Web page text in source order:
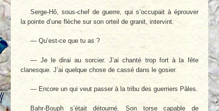
Serge-Hô, sous-chef de guerre, qui s’occupait à éprouver
la pointe d’une flèche sur son orteil de granit, intervint.
— Qu’est-ce que tu as ?
— Je le dirai au sorcier. J’ai chanté trop fort à la fête
clanesque. J’ai quelque chose de cassé dans le gosier.
— Encore un qui veut passer à la tribu des guerriers Pâles.
Bahr-Bouph s’était détourné. Son torse capable de